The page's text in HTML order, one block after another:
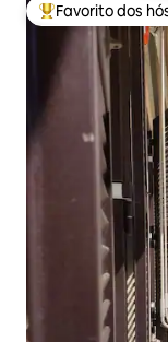
Favoritos dos
Favorito dos